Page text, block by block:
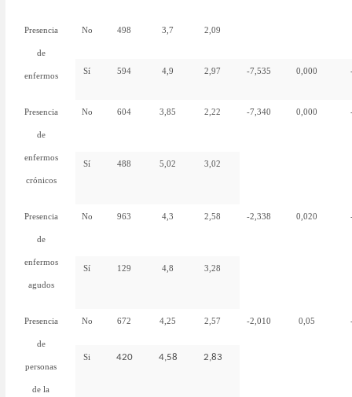
Presencia
de
enfermos
No 498 3,7 2,09
Sí 594 4,9 2,97 -7,535 0,000
Presencia
de
enfermos
crónicos
No 604 3,85 2,22 -7,340 0,000
Sí 488 5,02 3,02
Presencia
de
enfermos
agudos
No 963 4,3 2,58 -2,338 0,020
Sí 129 4,8 3,28
Presencia
de
personas
de la
No 672 4,25 2,57 -2,010 0,05
Si 420 4,58 2,83